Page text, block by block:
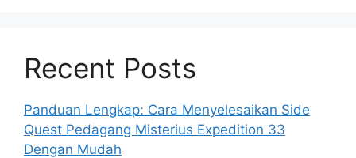
Recent Posts
Panduan Lengkap: Cara Menyelesaikan Side
Quest Pedagang Misterius Expedition 33
Dengan Mudah